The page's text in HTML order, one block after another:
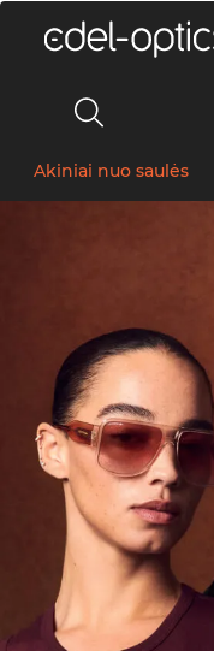
Akiniai nuo saulės